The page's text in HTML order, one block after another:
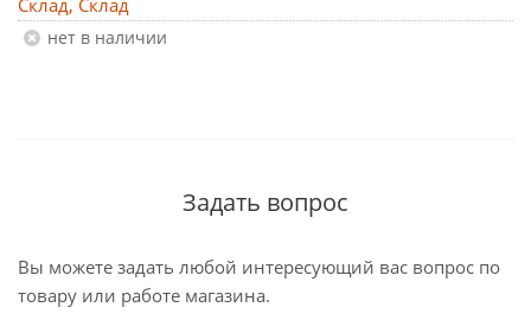
Склад, Склад
Нет в наличии
Задать вопрос
Вы можете задать любой интересующий вас вопрос по
товару или работе магазина.